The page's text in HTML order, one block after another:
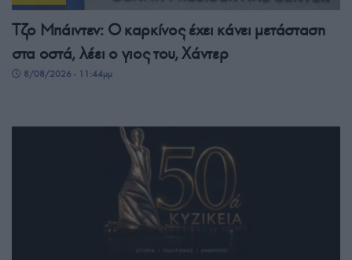
Τζο Μπάιντεν: Ο καρκίνος έχει κάνει μετάσταση
στα οστά, λέει ο γιος του, Χάντερ
8/08/2026 - 11:44μμ